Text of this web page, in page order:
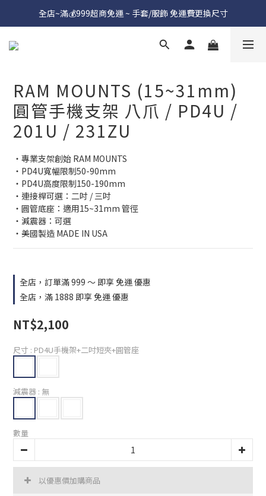
全店~滿💰999超商免運 ~ 手套/服飾 免運費更換尺寸
RAM MOUNTS (15~31mm)
圓管手機支架 八爪 / PD4U /
201U / 231ZU
・專業支架創始 RAM MOUNTS
・PD4U寬幅限制50-90mm
・PD4U高度限制150-190mm
・連接桿可選：二吋 / 三吋
・圓管底座：適用15~31mm 管徑
・減震器：可選
・美國製造 MADE IN USA
全店，訂單滿 999 ～ 即享 免運 優惠
全店，滿 1888 即享 免運 優惠
NT$2,100
尺寸 : PD4U手機架+二吋短夾+圓管座
減震器 : 無
數量
以優惠價加購商品